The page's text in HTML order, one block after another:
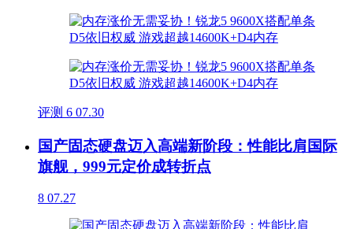
评测 6 07.30
国产固态硬盘迈入高端新阶段：性能比肩国际
旗舰，999元定价成转折点
8 07.27